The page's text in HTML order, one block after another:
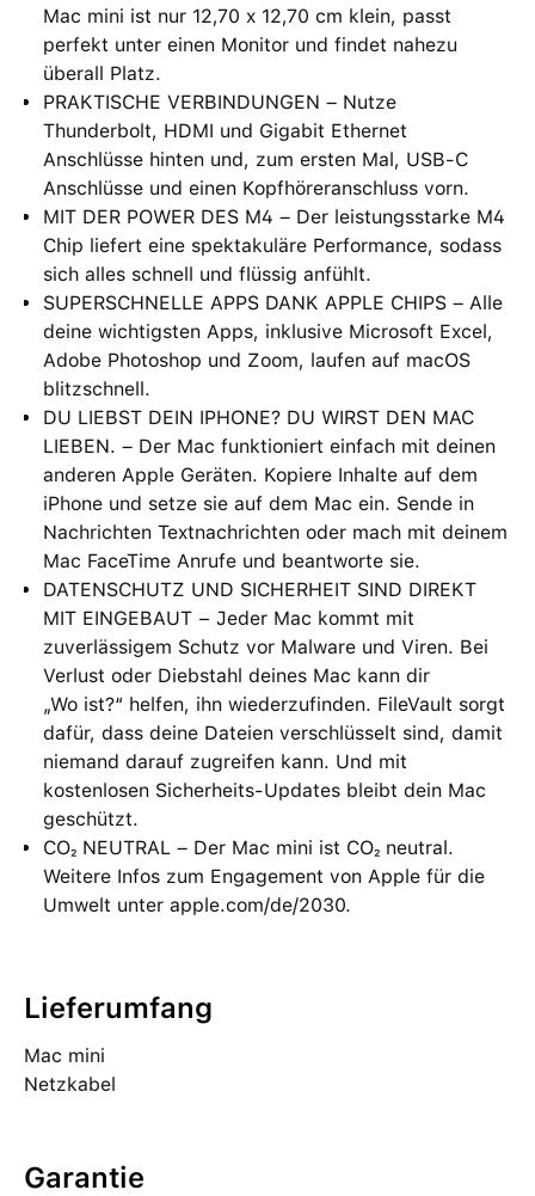
Mac mini ist nur 12,70 x 12,70 cm klein, passt
perfekt unter einen Monitor und findet nahezu
überall Platz.
PRAKTISCHE VERBINDUNGEN – Nutze
Thunderbolt, HDMI und Gigabit Ethernet
Anschlüsse hinten und, zum ersten Mal, USB‑C
Anschlüsse und einen Kopfhöreranschluss vorn.
MIT DER POWER DES M4 – Der leistungsstarke M4
Chip liefert eine spektakuläre Performance, sodass
sich alles schnell und flüssig anfühlt.
SUPERSCHNELLE APPS DANK APPLE CHIPS – Alle
deine wichtigsten Apps, inklusive Microsoft Excel,
Adobe Photoshop und Zoom, laufen auf macOS
blitzschnell.
DU LIEBST DEIN IPHONE? DU WIRST DEN MAC
LIEBEN. – Der Mac funktioniert einfach mit deinen
anderen Apple Geräten. Kopiere Inhalte auf dem
iPhone und setze sie auf dem Mac ein. Sende in
Nachrichten Textnachrichten oder mach mit deinem
Mac FaceTime Anrufe und beantworte sie.
DATENSCHUTZ UND SICHERHEIT SIND DIREKT
MIT EINGEBAUT − Jeder Mac kommt mit
zuverlässigem Schutz vor Malware und Viren. Bei
Verlust oder Diebstahl deines Mac kann dir
„Wo ist?“ helfen, ihn wiederzufinden. FileVault sorgt
dafür, dass deine Dateien verschlüsselt sind, damit
niemand darauf zugreifen kann. Und mit
kostenlosen Sicherheits-Updates bleibt dein Mac
geschützt.
CO₂ NEUTRAL – Der Mac mini ist CO₂ neutral.
Weitere Infos zum Engagement von Apple für die
Umwelt unter apple.com/de/2030.
Lieferumfang
Mac mini
Netzkabel
Garantie